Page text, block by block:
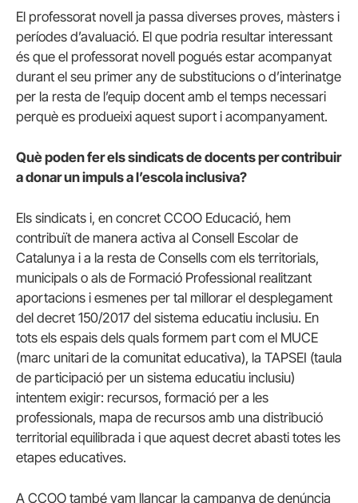
El professorat novell ja passa diverses proves, màsters i
períodes d’avaluació. El que podria resultar interessant
és que el professorat novell pogués estar acompanyat
durant el seu primer any de substitucions o d’interinatge
per la resta de l’equip docent amb el temps necessari
perquè es produeixi aquest suport i acompanyament.
Què poden fer els sindicats de docents per contribuir
a donar un impuls a l’escola inclusiva?
Els sindicats i, en concret CCOO Educació, hem
contribuït de manera activa al Consell Escolar de
Catalunya i a la resta de Consells com els territorials,
municipals o als de Formació Professional realitzant
aportacions i esmenes per tal millorar el desplegament
del decret 150/2017 del sistema educatiu inclusiu. En
tots els espais dels quals formem part com el MUCE
(marc unitari de la comunitat educativa), la TAPSEI (taula
de participació per un sistema educatiu inclusiu)
intentem exigir: recursos, formació per a les
professionals, mapa de recursos amb una distribució
territorial equilibrada i que aquest decret abasti totes les
etapes educatives.
A CCOO també vam llançar la campanya de denúncia